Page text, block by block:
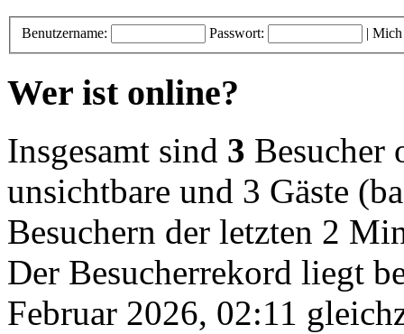
Benutzername: Passwort: | Mich
Wer ist online?
Insgesamt sind 3 Besucher
unsichtbare und 3 Gäste
Besuchern der letzten 2
Der Besucherrekord liegt
Februar 2026, 02:11